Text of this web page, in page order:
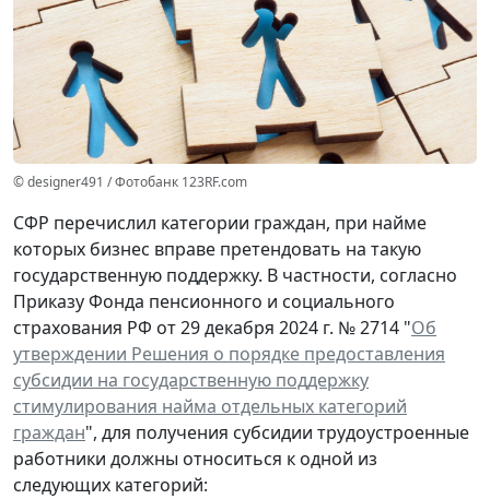
© designer491 / Фотобанк 123RF.com
СФР перечислил категории граждан, при найме
которых бизнес вправе претендовать на такую
государственную поддержку. В частности, согласно
Приказу Фонда пенсионного и социального
страхования РФ от 29 декабря 2024 г. № 2714 "Об
утверждении Решения о порядке предоставления
субсидии на государственную поддержку
стимулирования найма отдельных категорий
граждан", для получения субсидии трудоустроенные
работники должны относиться к одной из
следующих категорий: